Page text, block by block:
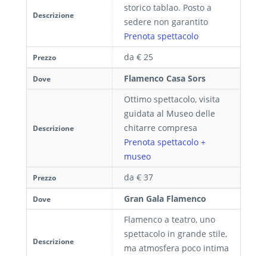
Descrizione
storico tablao. Posto a
sedere non garantito
Prenota spettacolo
Prezzo da € 25
Dove Flamenco Casa Sors
Descrizione
Ottimo spettacolo, visita
guidata al Museo delle
chitarre compresa
Prenota spettacolo +
museo
Prezzo da € 37
Dove Gran Gala Flamenco
Descrizione
Flamenco a teatro, uno
spettacolo in grande stile,
ma atmosfera poco intima